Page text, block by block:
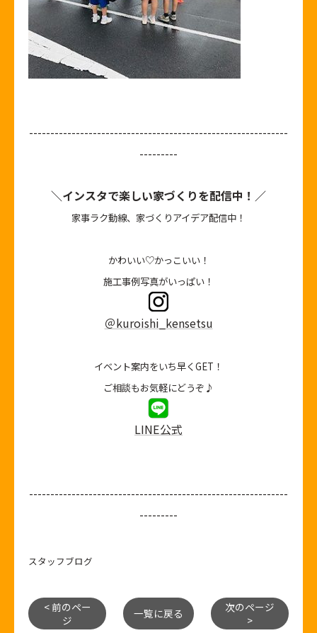
-------------------------------------------------------------
---------
＼インスタで楽しい家づくりを配信中！／
家事ラク動線、家づくりアイデア配信中！
かわいい♡かっこいい！
施工事例写真がいっぱい！
＠kuroishi_kensetsu
イベント案内をいち早くGET！
ご相談もお気軽にどうぞ♪
LINE公式
-------------------------------------------------------------
---------
スタッフブログ
< 前のペー
ジ
一覧に戻る
次のページ
>